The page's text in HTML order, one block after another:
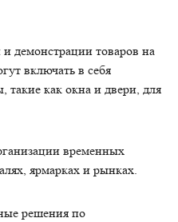
демонстрации товаров на
включать в себя
такие как окна и двери, для
временных
ярмарках и рынках.
решения по